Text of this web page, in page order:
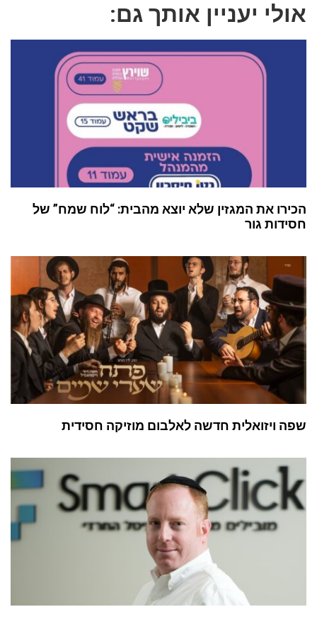
אולי יעניין אותך גם:
הכירו את המגזין שלא יוצא מהבית: “לוח שמח” של
חסידות גור
שפה ויזואלית חדשה לאלבום מוזיקה חסידית